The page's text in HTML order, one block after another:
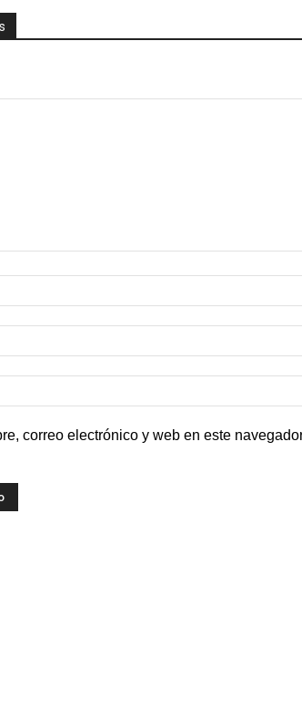
correo electrónico y web en este